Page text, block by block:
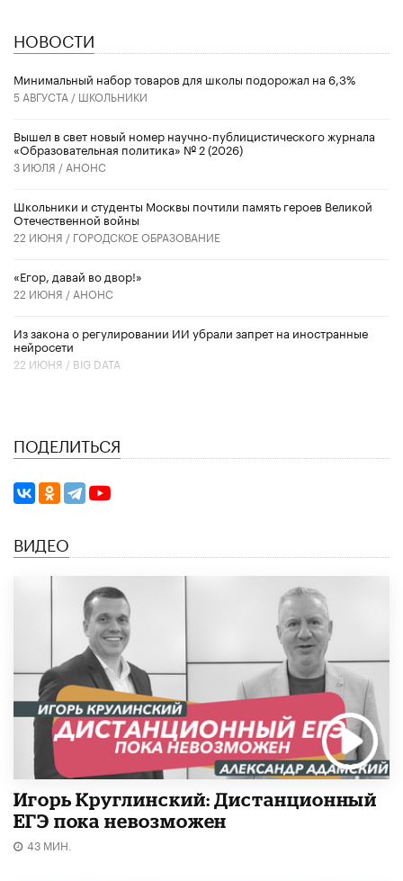
НОВОСТИ
Минимальный набор товаров для школы подорожал на 6,3%
5 АВГУСТА / ШКОЛЬНИКИ
Вышел в свет новый номер научно-публицистического журнала
«Образовательная политика» № 2 (2026)
3 ИЮЛЯ / АНОНС
Школьники и студенты Москвы почтили память героев Великой
Отечественной войны
22 ИЮНЯ / ГОРОДСКОЕ ОБРАЗОВАНИЕ
«Егор, давай во двор!»
22 ИЮНЯ / АНОНС
Из закона о регулировании ИИ убрали запрет на иностранные
нейросети
22 ИЮНЯ / BIG DATA
ПОДЕЛИТЬСЯ
ВИДЕО
Игорь Круглинский: Дистанционный
ЕГЭ пока невозможен
43 МИН.